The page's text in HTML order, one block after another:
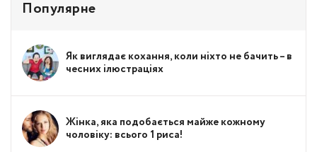
Популярне
Як виглядає кохання, коли ніхто не бачить – в
чесних ілюстраціях
Жінка, яка подобається майже кожному
чоловіку: всього 1 риса!